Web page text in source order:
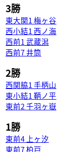
3勝
東大関1 梅ヶ谷
西小結1 西ノ海
西前1 武蔵潟
西前7 井筒
2勝
西関脇1 手柄山
東小結1 鞆ノ平
東前2 千羽ヶ嶽
1勝
東前4 上ヶ汐
東前7 柏戸